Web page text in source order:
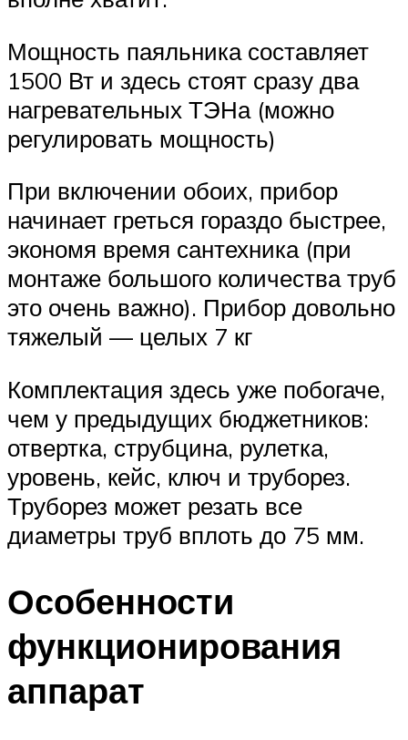
Мощность паяльника составляет
1500 Вт и здесь стоят сразу два
нагревательных ТЭНа (можно
регулировать мощность)
При включении обоих, прибор
начинает греться гораздо быстрее,
экономя время сантехника (при
монтаже большого количества труб
это очень важно). Прибор довольно
тяжелый — целых 7 кг
Комплектация здесь уже побогаче,
чем у предыдущих бюджетников:
отвертка, струбцина, рулетка,
уровень, кейс, ключ и труборез.
Труборез может резать все
диаметры труб вплоть до 75 мм.
Особенности
функционирования
аппарат